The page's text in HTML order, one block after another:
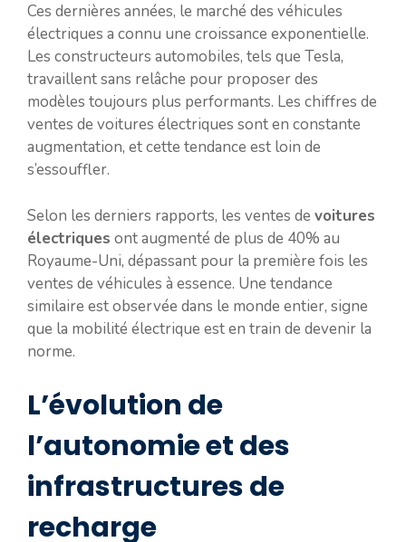
Ces dernières années, le marché des véhicules
électriques a connu une croissance exponentielle.
Les constructeurs automobiles, tels que Tesla,
travaillent sans relâche pour proposer des
modèles toujours plus performants. Les chiffres de
ventes de voitures électriques sont en constante
augmentation, et cette tendance est loin de
s’essouffler.
Selon les derniers rapports, les ventes de voitures
électriques ont augmenté de plus de 40% au
Royaume-Uni, dépassant pour la première fois les
ventes de véhicules à essence. Une tendance
similaire est observée dans le monde entier, signe
que la mobilité électrique est en train de devenir la
norme.
L’évolution de
l’autonomie et des
infrastructures de
recharge